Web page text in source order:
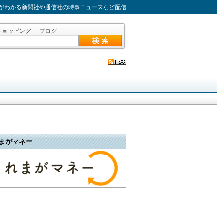
わかる新聞社や通信社の時事ニュースなど配信
ョッピング ブログ
がマネー